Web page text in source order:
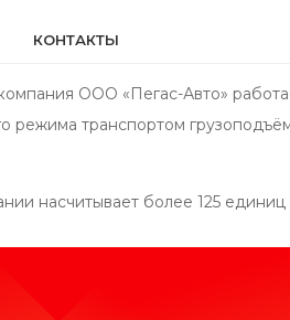
КОНТАКТЫ
ООО «Пегас-Авто»
режима транспортом
насчитывает более 125